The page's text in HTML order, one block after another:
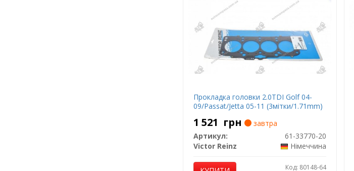
Прокладка головки 2.0TDI Golf 04-
09/Passat/Jetta 05-11 (3мітки/1.71mm)
1 521 грн
завтра
Артикул:
61-33770-20
Victor Reinz
Німеччина
Код: 80148-64